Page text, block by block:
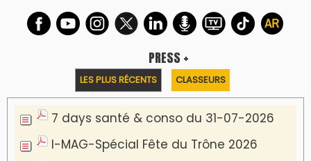
PRESS +
LES PLUS RÉCENTS CLASSEURS
7 days santé & conso du 31-07-2026
I-MAG-Spécial Fête du Trône 2026